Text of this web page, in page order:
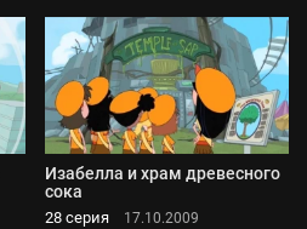
Изабелла и храм древесного
сока
28 серия 17.10.2009